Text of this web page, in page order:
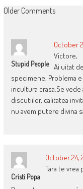
COMMENT
Older Comments
Stupid People
October
Victore,
Ai uitat
specimene. Problema
incultura crasa.Se
discutiilor, calitatea
nu avem putere divina
Cristi Popa
October 24,
Tara te vrea